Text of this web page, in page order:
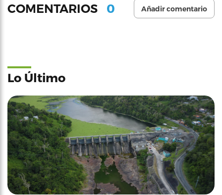
COMENTARIOS 0 Añadir comentario
Lo Último